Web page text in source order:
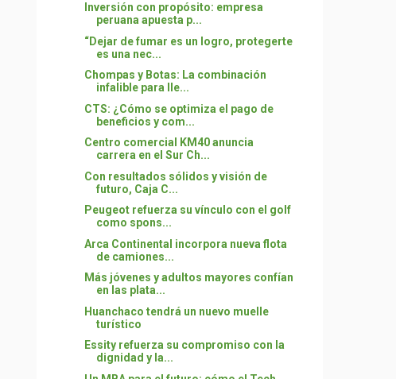
Inversión con propósito: empresa
peruana apuesta p...
“Dejar de fumar es un logro, protegerte
es una nec...
Chompas y Botas: La combinación
infalible para lle...
CTS: ¿Cómo se optimiza el pago de
beneficios y com...
Centro comercial KM40 anuncia
carrera en el Sur Ch...
Con resultados sólidos y visión de
futuro, Caja C...
Peugeot refuerza su vínculo con el golf
como spons...
Arca Continental incorpora nueva flota
de camiones...
Más jóvenes y adultos mayores confían
en las plata...
Huanchaco tendrá un nuevo muelle
turístico
Essity refuerza su compromiso con la
dignidad y la...